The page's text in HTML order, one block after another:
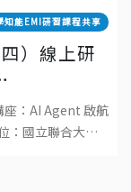
知能EMI研習課程共享
）線上研
生成
座：AI Agent 啟航
：國立聯合大學